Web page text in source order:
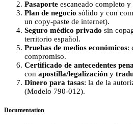
Pasaporte escaneado completo
Plan de negocio sólido y con
un copy‑paste de internet).
Seguro médico privado sin
territorio español.
Pruebas de medios económicos:
compromiso.
Certificado de antecedentes
con apostilla/legalización y
Dinero para tasas: la de la
(Modelo 790‑012).
Documentation